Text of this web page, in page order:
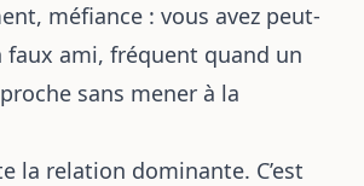
méfiance : vous avez peut-
faux ami, fréquent quand un
sans mener à la
la relation dominante. C’est